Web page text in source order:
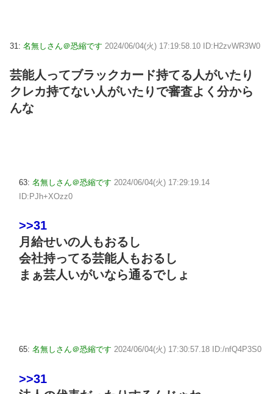
31: 名無しさん＠恐縮です 2024/06/04(火) 17:19:58.10 ID:H2zvWR3W0
芸能人ってブラックカード持てる人がいたり
クレカ持てない人がいたりで審査よく分から
んな
63: 名無しさん＠恐縮です 2024/06/04(火) 17:29:19.14
ID:PJh+XOzz0
>>31
月給せいの人もおるし
会社持ってる芸能人もおるし
まぁ芸人いがいなら通るでしょ
65: 名無しさん＠恐縮です 2024/06/04(火) 17:30:57.18 ID:/nfQ4P3S0
>>31